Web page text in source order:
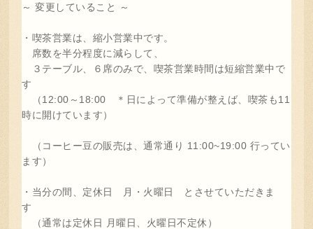
～ 変更していること ～
・喫茶営業は、縮小営業中です。
席数を半分程度に減らして、
３テーブル、６席のみで、喫茶営業時間は短縮営業中で
す
（12:00～18:00 ＊日によって準備が整えば、喫茶も11
時に開けています）
（コーヒー豆の販売は、通常通り 11:00~19:00 行ってい
ます）
・当分の間、定休日 月・火曜日 とさせていただきま
す
（通常は定休日 月曜日、火曜日不定休）